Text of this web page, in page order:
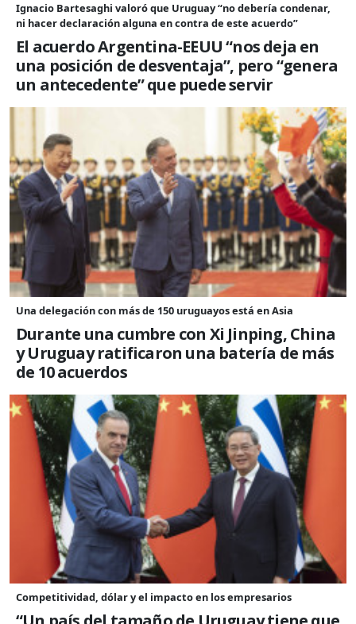
Ignacio Bartesaghi valoró que Uruguay “no debería condenar,
ni hacer declaración alguna en contra de este acuerdo”
El acuerdo Argentina-EEUU “nos deja en
una posición de desventaja”, pero “genera
un antecedente” que puede servir
Una delegación con más de 150 uruguayos está en Asia
Durante una cumbre con Xi Jinping, China
y Uruguay ratificaron una batería de más
de 10 acuerdos
Competitividad, dólar y el impacto en los empresarios